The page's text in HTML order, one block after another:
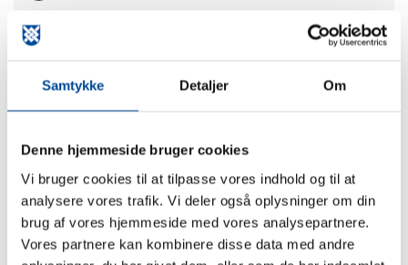
Samtykke Detaljer Om
Denne hjemmeside bruger cookies
Vi bruger cookies til at tilpasse vores indhold og til at
analysere vores trafik. Vi deler også oplysninger om din
brug af vores hjemmeside med vores analysepartnere.
Vores partnere kan kombinere disse data med andre
7. klasse
10. klasse
Ungdomsuddannelse